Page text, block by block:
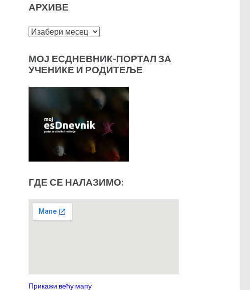
АРХИВЕ
Архиве
МОЈ ЕСДНЕВНИК-ПОРТАЛ ЗА
УЧЕНИКЕ И РОДИТЕЉЕ
ГДЕ СЕ НАЛАЗИМО:
Прикажи већу мапу